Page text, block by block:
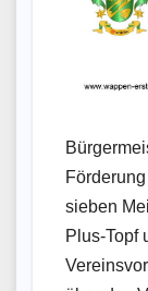
sieben
Plus-Topf